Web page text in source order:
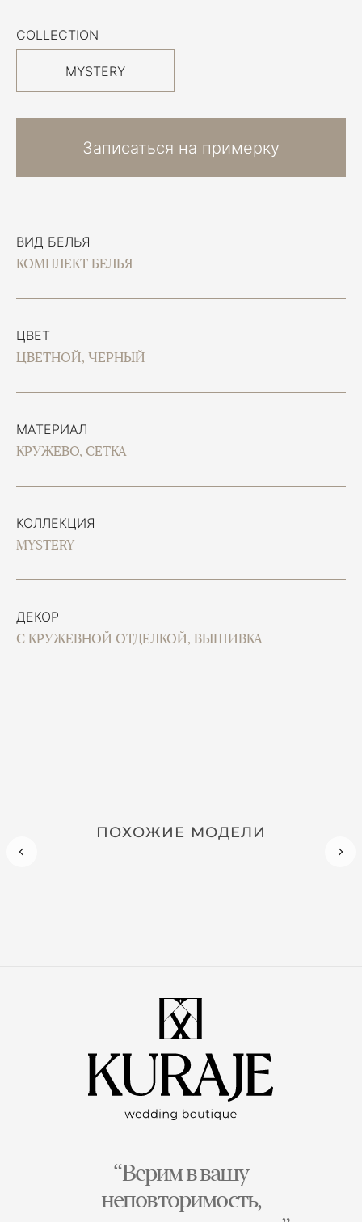
ВИД БЕЛЬЯ
КОМПЛЕКТ БЕЛЬЯ
ЦВЕТ
ЦВЕТНОЙ, ЧЕРНЫЙ
МАТЕРИАЛ
КРУЖЕВО, СЕТКА
КОЛЛЕКЦИЯ
MYSTERY
ДЕКОР
С КРУЖЕВНОЙ ОТДЕЛКОЙ, ВЫШИВКА
COLLECTION
MYSTERY
Записаться на примерку
ПОХОЖИЕ МОДЕЛИ
“Верим в вашу
неповторимость,